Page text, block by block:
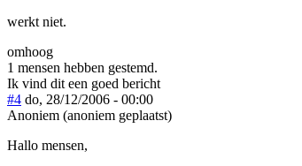
werkt niet.
omhoog
1 mensen hebben gestemd.
Ik vind dit een goed bericht
#4 do, 28/12/2006 - 00:00
Anoniem (anoniem geplaatst)
Hallo mensen,